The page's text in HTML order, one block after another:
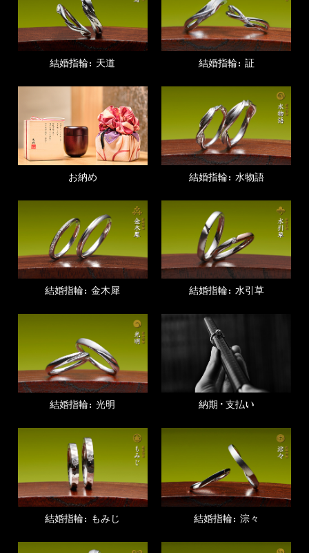
結婚指輪：天道 結婚指輪：証
お納め 結婚指輪：水物語
結婚指輪：金木犀 結婚指輪：水引草
結婚指輪：光明 納期・支払い
結婚指輪：もみじ 結婚指輪：淙々